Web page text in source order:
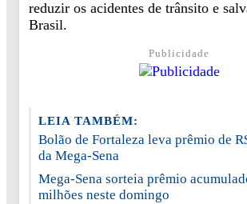
reduzir os acidentes de trânsito e
Brasil.
Publicidade
LEIA TAMBÉM:
Bolão de Fortaleza leva prêmio de
da Mega-Sena
Mega-Sena sorteia prêmio
milhões neste domingo